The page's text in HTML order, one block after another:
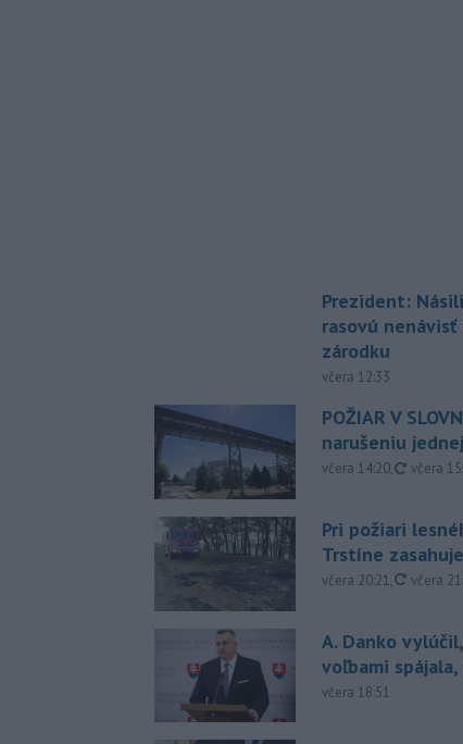
Prezident:
rasovú
zárodku
včera 12:33
POŽIAR V
narušeniu
včera 14:20, včera
Pri požiari
Trstíne
včera 20:21, včera
A. Danko
voľbami
včera 18:51